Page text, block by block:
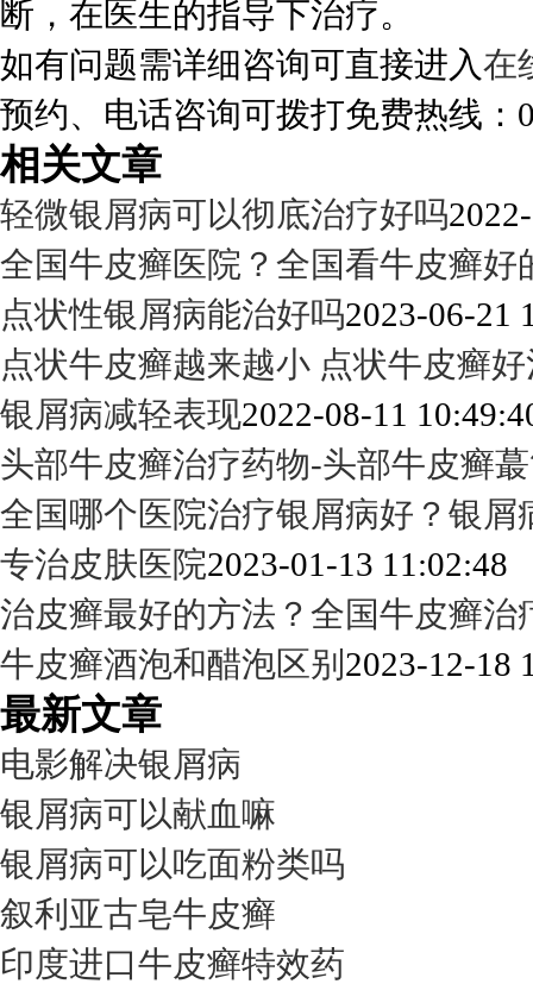
断，在医生的指导下治疗。
如有问题需详细咨询可直接进入在
预约、电话咨询可拨打免费热线：
相关文章
轻微银屑病可以彻底治疗好吗
全国牛皮癣医院？全国看牛皮癣好
点状性银屑病能治好吗2023-06-21
点状牛皮癣越来越小 点状牛皮癣
银屑病减轻表现2022-08-11
头部牛皮癣治疗药物-头部牛皮癣
全国哪个医院治疗银屑病好？银屑
专治皮肤医院2023-01-13 11:02:48
治皮癣最好的方法？全国牛皮癣治
牛皮癣酒泡和醋泡区别 2023-12-18
最新文章
电影解决银屑病
银屑病可以献血嘛
银屑病可以吃面粉类吗
叙利亚古皂牛皮癣
印度进口牛皮癣特效药